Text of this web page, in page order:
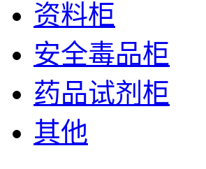
资料柜
安全毒品柜
药品试剂柜
其他